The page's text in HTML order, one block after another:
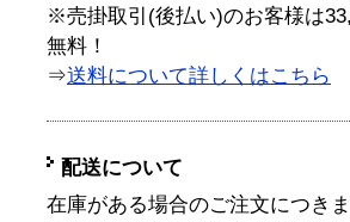
※売掛取引(後払い)のお客様は
無料！
⇒送料について詳しくはこちら
配送について
在庫がある場合のご注文につき